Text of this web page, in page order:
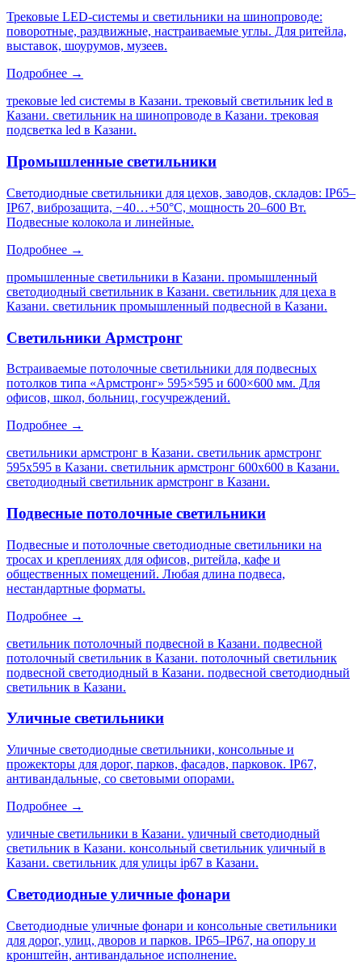
Трековые LED-системы и светильники на шинопроводе:
поворотные, раздвижные, настраиваемые углы. Для ритейла,
выставок, шоурумов, музеев.
Подробнее →
трековые led системы в Казани. трековый светильник led в
Казани. светильник на шинопроводе в Казани. трековая
подсветка led в Казани.
Промышленные светильники
Светодиодные светильники для цехов, заводов, складов: IP65–
IP67, виброзащита, −40…+50°C, мощность 20–600 Вт.
Подвесные колокола и линейные.
Подробнее →
промышленные светильники в Казани. промышленный
светодиодный светильник в Казани. светильник для цеха в
Казани. светильник промышленный подвесной в Казани.
Светильники Армстронг
Встраиваемые потолочные светильники для подвесных
потолков типа «Армстронг» 595×595 и 600×600 мм. Для
офисов, школ, больниц, госучреждений.
Подробнее →
светильники армстронг в Казани. светильник армстронг
595х595 в Казани. светильник армстронг 600х600 в Казани.
светодиодный светильник армстронг в Казани.
Подвесные потолочные светильники
Подвесные и потолочные светодиодные светильники на
тросах и креплениях для офисов, ритейла, кафе и
общественных помещений. Любая длина подвеса,
нестандартные форматы.
Подробнее →
светильник потолочный подвесной в Казани. подвесной
потолочный светильник в Казани. потолочный светильник
подвесной светодиодный в Казани. подвесной светодиодный
светильник в Казани.
Уличные светильники
Уличные светодиодные светильники, консольные и
прожекторы для дорог, парков, фасадов, парковок. IP67,
антивандальные, со световыми опорами.
Подробнее →
уличные светильники в Казани. уличный светодиодный
светильник в Казани. консольный светильник уличный в
Казани. светильник для улицы ip67 в Казани.
Светодиодные уличные фонари
Светодиодные уличные фонари и консольные светильники
для дорог, улиц, дворов и парков. IP65–IP67, на опору и
кронштейн, антивандальное исполнение.